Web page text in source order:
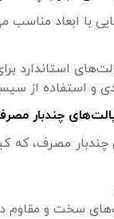
با ابعاد مناسب
استاندارد
و استفاده از
مصرف، که
سخت و مقاوم در